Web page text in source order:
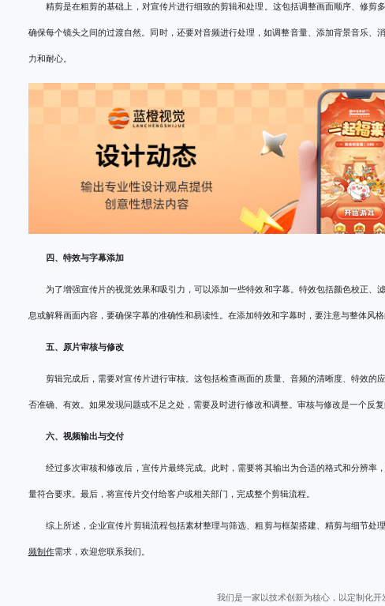
精剪是在粗剪的基础上，对宣传片进行细致的剪辑和处理。这包括调整画面顺序、修剪
确保每个镜头之间的过渡自然。同时，还要对音频进行处理，如调整音量、添加背景音乐
力和耐心。
四、特效与字幕添加
为了增强宣传片的视觉效果和吸引力，可以添加一些特效和字幕。特效包括颜色校正
息或解释画面内容，要确保字幕的准确性和易读性。在添加特效和字幕时，要注意与整体风
五、原片审核与修改
剪辑完成后，需要对宣传片进行审核。这包括检查画面的质量、音频的清晰度、特效
否准确、有效。如果发现问题或不足之处，需要及时进行修改和调整。审核与修改是一个反
六、视频输出与交付
经过多次审核和修改后，宣传片最终完成。此时，需要将其输出为合适的格式和分辨
量符合要求。最后，将宣传片交付给客户或相关部门，完成整个剪辑流程。
综上所述，企业宣传片剪辑流程包括素材整理与筛选、粗剪与框架搭建、精剪与细节
频制作需求，欢迎您联系我们。
我们是一家以技术创新为核心，以定制化开